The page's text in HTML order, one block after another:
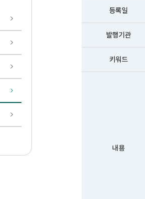
등록일
발행기관
키워드
내용